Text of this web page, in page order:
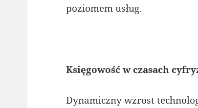
poziomem usług.
Księgowość w czasach
Dynamiczny wzrost